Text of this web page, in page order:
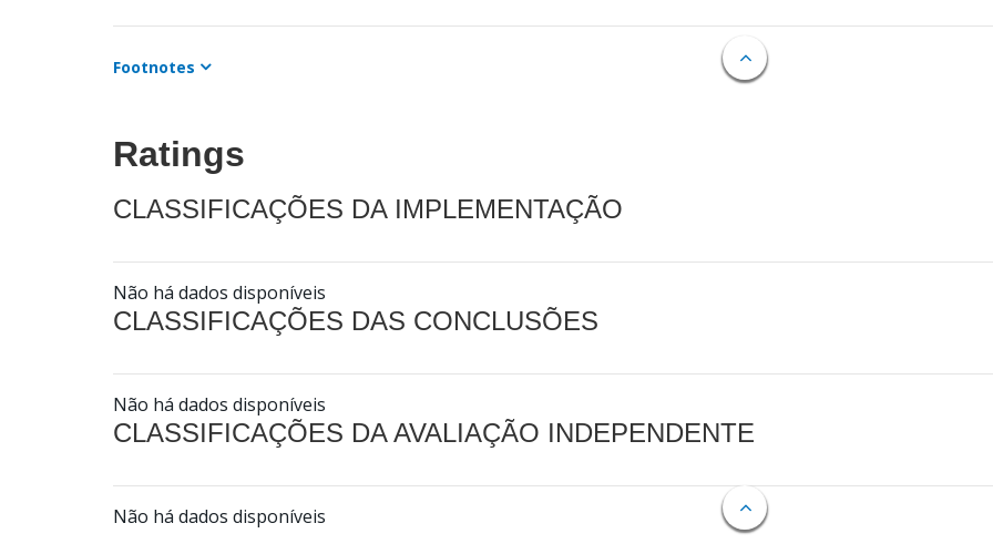
Footnotes
Ratings
CLASSIFICAÇÕES DA IMPLEMENTAÇÃO
Não há dados disponíveis
CLASSIFICAÇÕES DAS CONCLUSÕES
Não há dados disponíveis
CLASSIFICAÇÕES DA AVALIAÇÃO INDEPENDENTE
Não há dados disponíveis